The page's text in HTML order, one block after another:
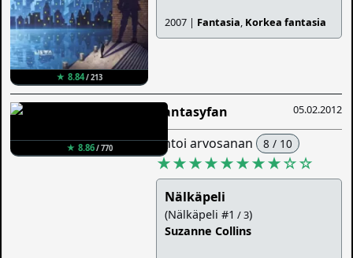
★ 8.84/ 213
2007 | Fantasia, Korkea fantasia
★ 8.86/ 770
05.02.2012
Fantasyfan
antoi arvosanan 8 / 10
★★★★★★★★☆☆
Nälkäpeli
(Nälkäpeli #1 / 3)
Suzanne Collins